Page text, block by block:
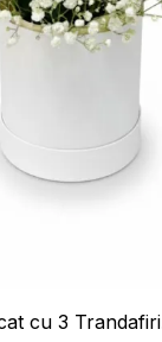
cu 3 Trandafiri